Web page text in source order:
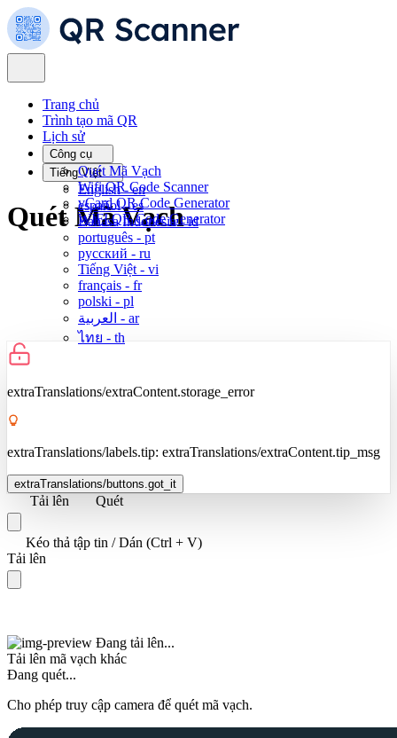
Trang chủ
Trình tạo mã QR
Lịch sử
Công cụ
Quét Mã Vạch
Wifi QR Code Scanner
vCard QR Code Generator
WIFI QR Code Generator
Tiếng Việt
English -en
español -es
Bahasa Indonesia -id
português - pt
русский - ru
Tiếng Việt - vi
français - fr
polski - pl
العربية - ar
ไทย - th
Quét Mã Vạch
extraTranslations/extraContent.storage_error
extraTranslations/labels.tip: extraTranslations/extraContent.tip_msg
extraTranslations/buttons.got_it
Tải lên Quét
Kéo thả tập tin / Dán (Ctrl + V)
Tải lên
Đang tải lên...
Tải lên mã vạch khác
Đang quét...
Cho phép truy cập camera để quét mã vạch.